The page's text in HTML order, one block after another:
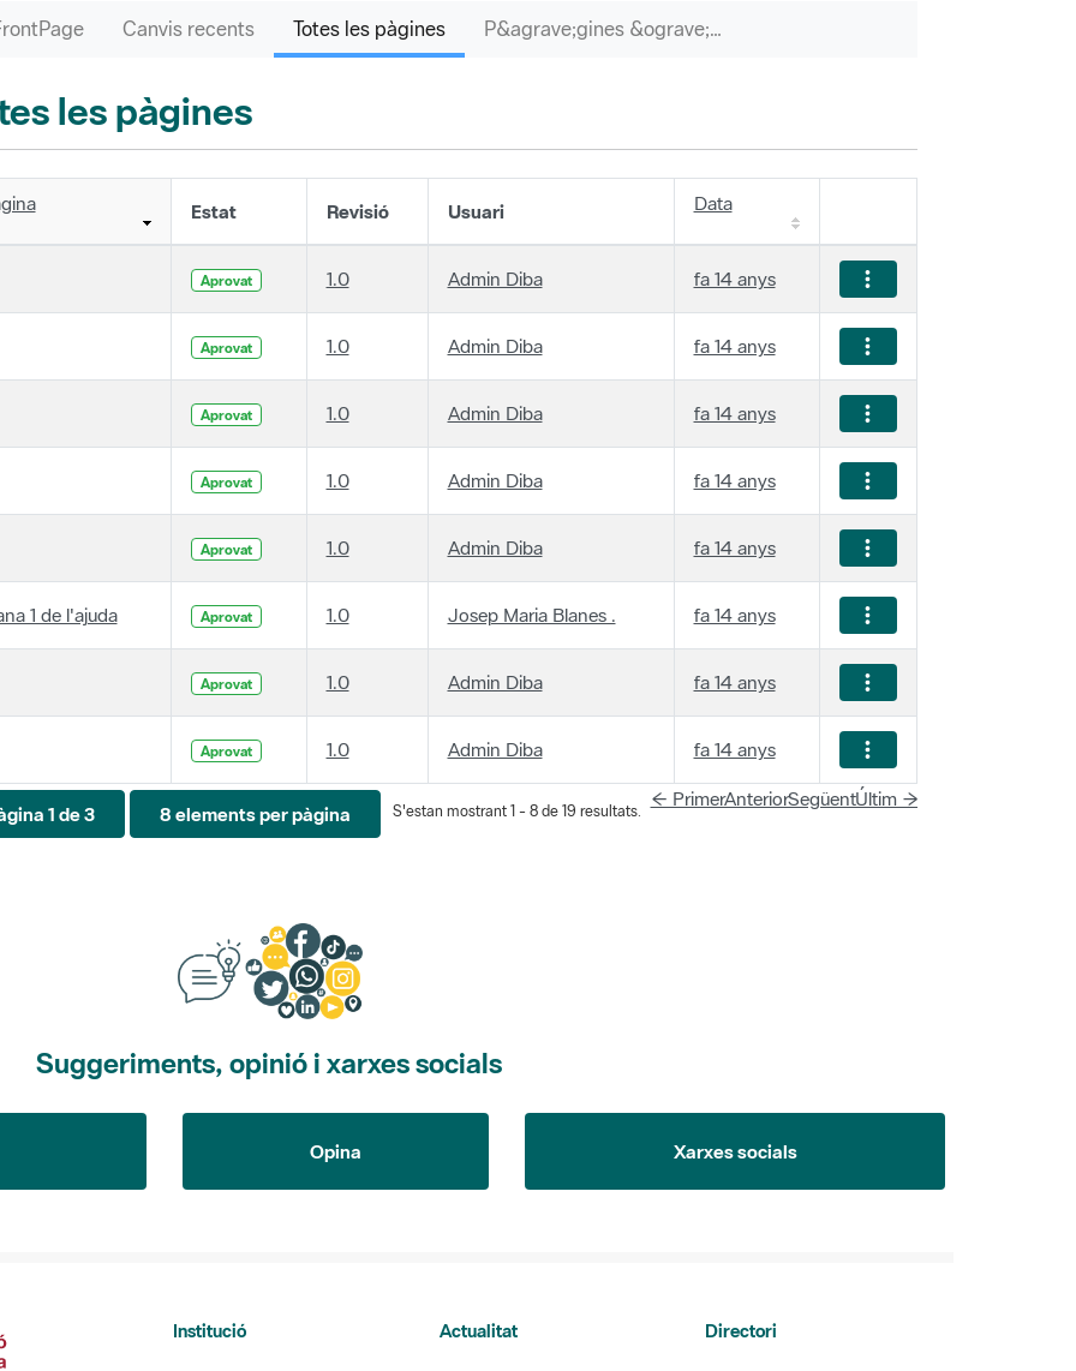
Canvis recents Totes les pàgines P&agrave;gines &ograve;rfenes
les pàgines
Estat Revisió Usuari Data
Aprovat 1.0 Admin Diba fa 14 anys
Aprovat 1.0 Admin Diba fa 14 anys
Aprovat 1.0 Admin Diba fa 14 anys
Aprovat 1.0 Admin Diba fa 14 anys
Aprovat 1.0 Admin Diba fa 14 anys
1 de l'ajuda Aprovat 1.0 Josep Maria Blanes . fa 14 anys
Aprovat 1.0 Admin Diba fa 14 anys
Aprovat 1.0 Admin Diba fa 14 anys
1 de 3 8 elements per pàgina S'estan mostrant 1 - 8 de 19 resultats.
← PrimerAnteriorSegüentÚltim →
Suggeriments, opinió i xarxes socials
Opina Xarxes socials
Institució Actualitat Directori